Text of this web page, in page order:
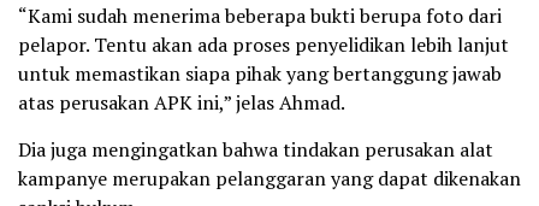
“Kami sudah menerima beberapa bukti berupa foto dari
pelapor. Tentu akan ada proses penyelidikan lebih lanjut
untuk memastikan siapa pihak yang bertanggung jawab
atas perusakan APK ini,” jelas Ahmad.
Dia juga mengingatkan bahwa tindakan perusakan alat
kampanye merupakan pelanggaran yang dapat dikenakan